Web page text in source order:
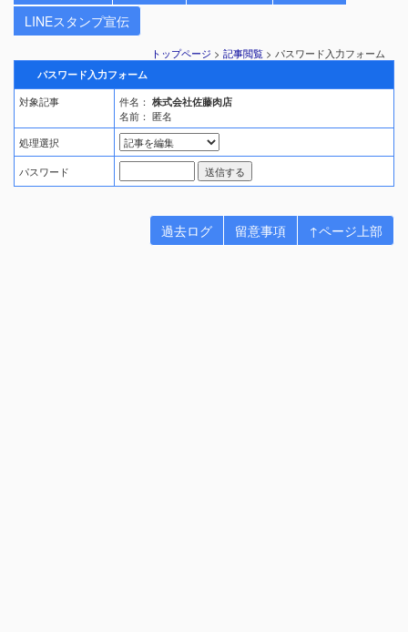
LINEスタンプ宣伝
トップページ > 記事閲覧> パスワード入力フォーム
パスワード入力フォーム
対象記事
件名： 株式会社佐藤肉店
名前： 匿名
処理選択
パスワード
過去ログ 留意事項 ↑ページ上部